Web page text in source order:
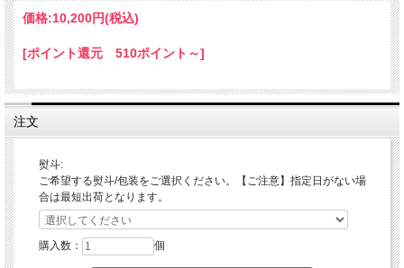
価格:10,200円(税込)
[ポイント還元 510ポイント～]
注文
熨斗:
ご希望する熨斗/包装をご選択ください。【ご注意】指定日がない場
合は最短出荷となります。
購入数： 個